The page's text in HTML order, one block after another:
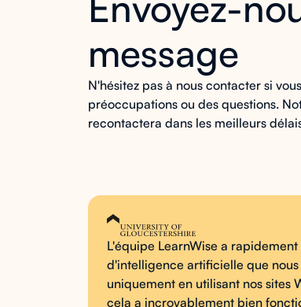
message
N'hésitez pas à nous contacter si
préoccupations ou des questions.
recontactera dans les meilleurs
L'équipe LearnWise a
d'intelligence artificielle que nous
uniquement en utilisant nos sites
cela a incroyablement bien